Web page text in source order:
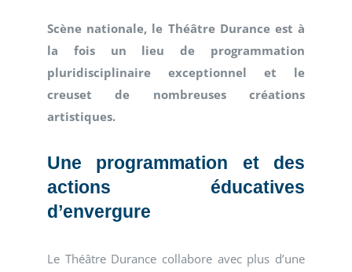
Scène nationale, le Théâtre Durance est à
la fois un lieu de programmation
pluridisciplinaire exceptionnel et le
creuset de nombreuses créations
artistiques.
Une programmation et des
actions éducatives
d’envergure
Le Théâtre Durance collabore avec plus d’une